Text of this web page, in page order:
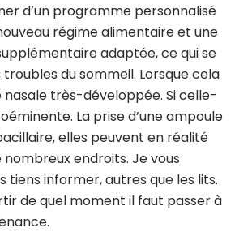
d’un programme personnalisé
régime alimentaire et une
adaptée, ce qui se
du sommeil. Lorsque cela
nasale très-développée. Si celle-
La prise d’une ampoule
elles peuvent en réalité
endroits. Je vous
tiens informer, autres que les lits.
de quel moment il faut passer à